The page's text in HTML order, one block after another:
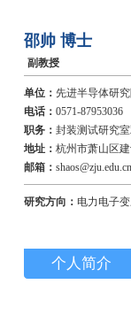
邵帅 博士
副教授
单位： 先进半导体研
电话： 0571-87953036
职务： 封装测试研究
地址： 杭州市萧山区
邮箱： shaos@zju.edu.cn
研究方向： 电力电子
个人简介